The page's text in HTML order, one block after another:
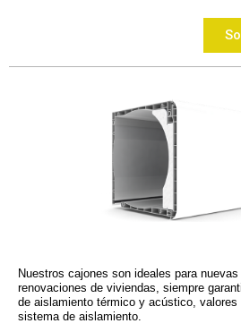
Nuestros cajones son ideales para
renovaciones de viviendas, siempre
de aislamiento térmico y acústico, valores
sistema de aislamiento.